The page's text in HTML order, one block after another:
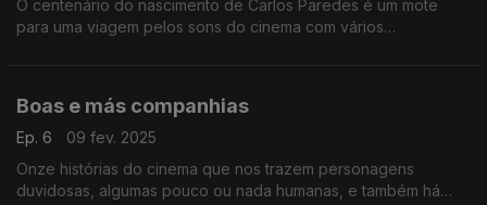
O centenário do nascimento de Carlos Paredes é um mote
para uma viagem pelos sons do cinema com vários
Boas e más companhias
Ep. 6
09 fev. 2025
Onze histórias do cinema que nos trazem personagens
duvidosas, algumas pouco ou nada humanas, e também há